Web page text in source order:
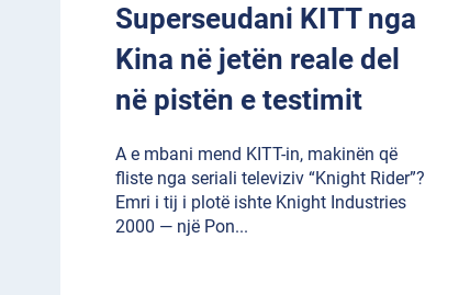
Superseudani KITT nga
Kina në jetën reale del
në pistën e testimit
A e mbani mend KITT-in, makinën që
fliste nga seriali televiziv “Knight Rider”?
Emri i tij i plotë ishte Knight Industries
2000 — një Pon...